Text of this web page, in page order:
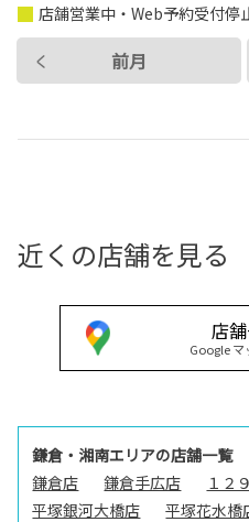
前月
店舗営業中・Web予約受付停
近くの店舗を見る
店
Google マ
鎌倉・湘南エリアの店舗一覧
鎌倉店
鎌倉手広店 １２
平塚銀河大橋店
平塚花水橋